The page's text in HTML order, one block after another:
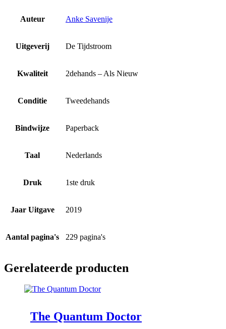
Auteur Anke Savenije
Uitgeverij De Tijdstroom
Kwaliteit 2dehands – Als Nieuw
Conditie Tweedehands
Bindwijze Paperback
Taal Nederlands
Druk 1ste druk
Jaar Uitgave 2019
Aantal pagina's 229 pagina's
Gerelateerde producten
The Quantum Doctor